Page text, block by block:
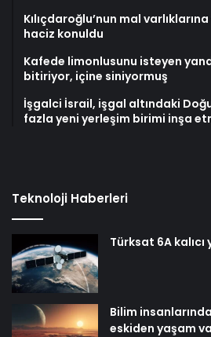
Kılıçdaroğlu’nun mal
haciz konuldu
Kafede limonlusunu isteyen
bitiriyor, içine siniyormuş
İşgalci İsrail, işgal altındaki
fazla yeni yerleşim birimi inşa
Teknoloji Haberleri
Türksat 6A
Bilim
eskiden yaşam